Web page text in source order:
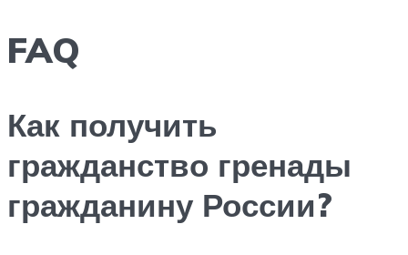
FAQ
Как получить
гражданство гренады
гражданину России?